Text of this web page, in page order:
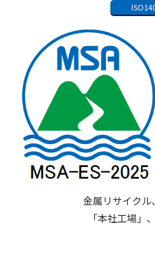
金属リサイクル
「本社工場」